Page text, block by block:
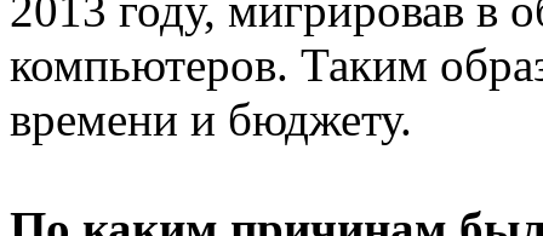
компьютеров. Таким
времени и бюджету.